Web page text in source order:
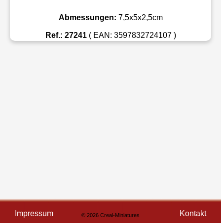
Abmessungen: 7,5x5x2,5cm
Ref.: 27241( EAN: 3597832724107 )
Impressum © 2026 Creal-Miniatures Kontakt